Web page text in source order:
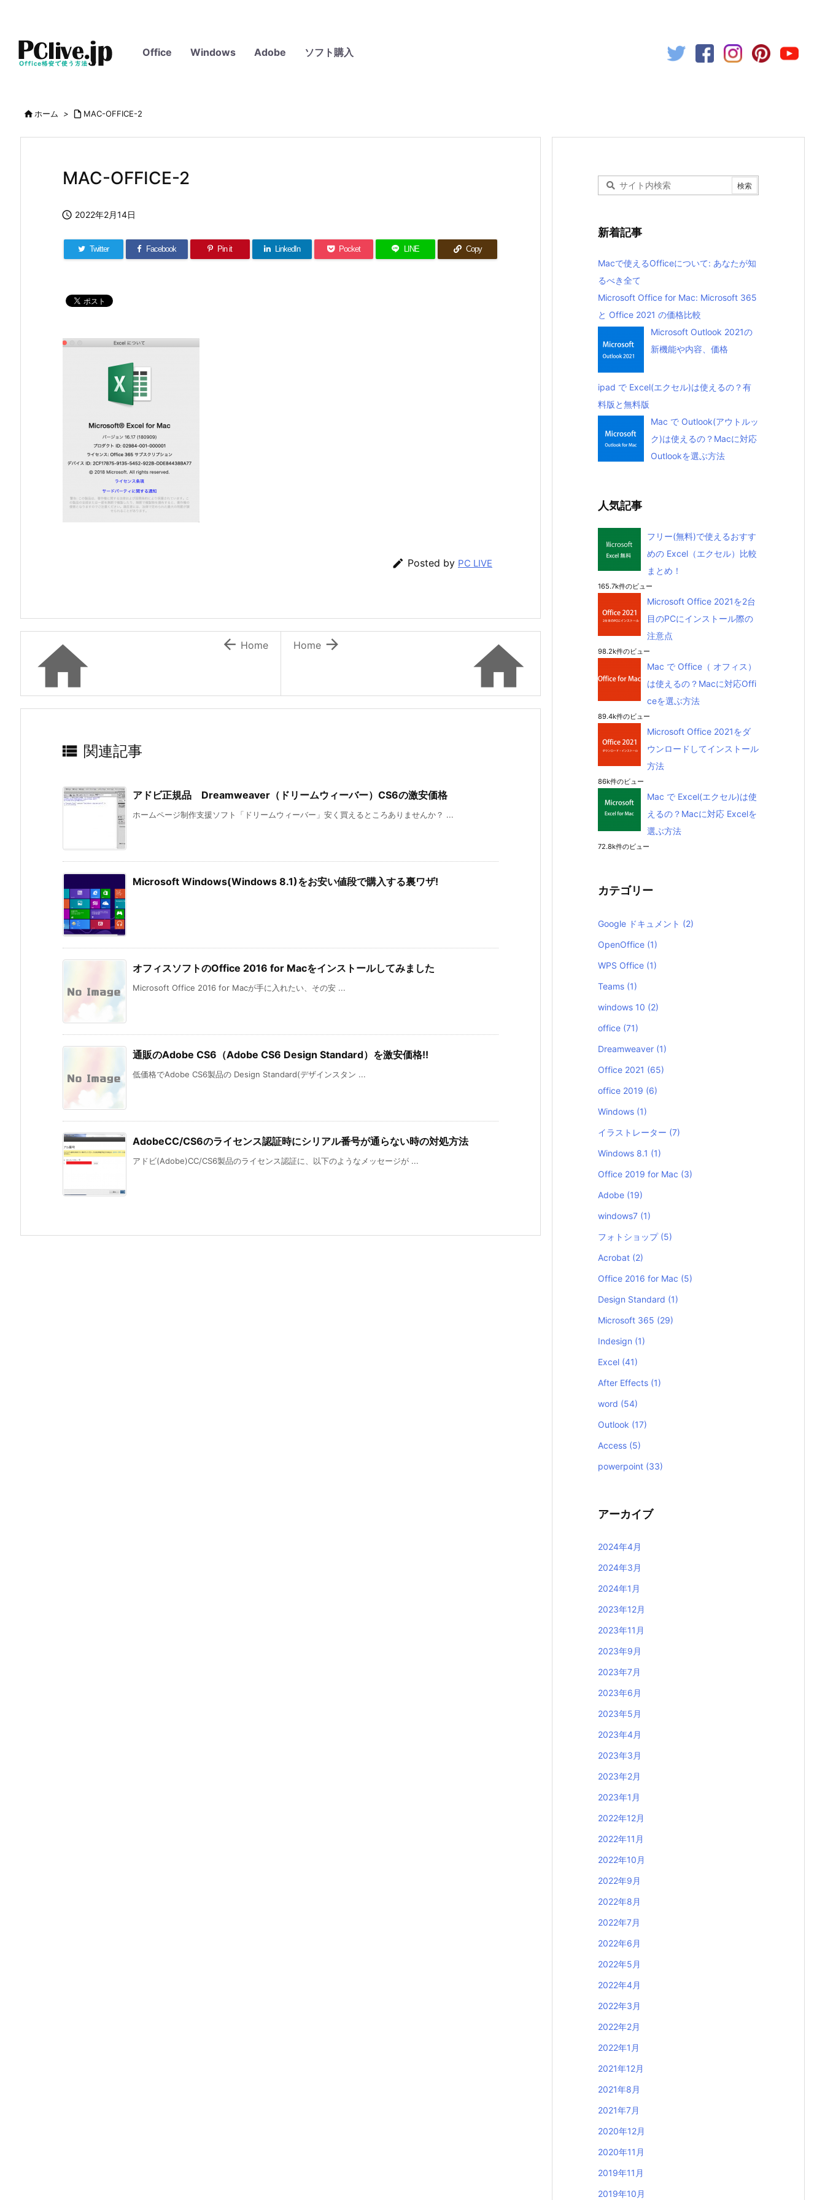
Office Windows Adobe ソフト購入
ホーム >  MAC-OFFICE-2
MAC-OFFICE-2
 2022年2月14日
Twitter Facebook Pin it LinkedIn Pocket LINE Copy
 Posted by PC LIVE


Home
  Home
 関連記事
アドビ正規品 Dreamweaver（ドリームウィーバー）CS6の激安価格
ホームページ制作支援ソフト「ドリームウィーバー」安く買えるところありませんか？ ...
Microsoft Windows(Windows 8.1)をお安い値段で購入する裏ワザ!
オフィスソフトのOffice 2016 for Macをインストールしてみました
Microsoft Office 2016 for Macが手に入れたい、その安 ...
通販のAdobe CS6（Adobe CS6 Design Standard）を激安価格!!
低価格でAdobe CS6製品の Design Standard(デザインスタン ...
AdobeCC/CS6のライセンス認証時にシリアル番号が通らない時の対処方法
アドビ(Adobe)CC/CS6製品のライセンス認証に、以下のようなメッセージが ...
新着記事
Macで使えるOfficeについて: あなたが知
るべき全て
Microsoft Office for Mac: Microsoft 365
と Office 2021 の価格比較
Microsoft Outlook 2021の
新機能や内容、価格
ipad で Excel(エクセル)は使えるの？有
料版と無料版
Mac で Outlook(アウトルッ
ク)は使えるの？Macに対応
Outlookを選ぶ方法
人気記事
フリー(無料)で使えるおすす
めの Excel（エクセル）比較
まとめ！
165.7k件のビュー
Microsoft Office 2021を2台
目のPCにインストール際の
注意点
98.2k件のビュー
Mac で Office（ オフィス）
は使えるの？Macに対応Offi
ceを選ぶ方法
89.4k件のビュー
Microsoft Office 2021をダ
ウンロードしてインストール
方法
86k件のビュー
Mac で Excel(エクセル)は使
えるの？Macに対応 Excelを
選ぶ方法
72.8k件のビュー
カテゴリー
Google ドキュメント (2)
OpenOffice (1)
WPS Office (1)
Teams (1)
windows 10 (2)
office (71)
Dreamweaver (1)
Office 2021 (65)
office 2019 (6)
Windows (1)
イラストレーター (7)
Windows 8.1 (1)
Office 2019 for Mac (3)
Adobe (19)
windows7 (1)
フォトショップ (5)
Acrobat (2)
Office 2016 for Mac (5)
Design Standard (1)
Microsoft 365 (29)
Indesign (1)
Excel (41)
After Effects (1)
word (54)
Outlook (17)
Access (5)
powerpoint (33)
アーカイブ
2024年4月
2024年3月
2024年1月
2023年12月
2023年11月
2023年9月
2023年7月
2023年6月
2023年5月
2023年4月
2023年3月
2023年2月
2023年1月
2022年12月
2022年11月
2022年10月
2022年9月
2022年8月
2022年7月
2022年6月
2022年5月
2022年4月
2022年3月
2022年2月
2022年1月
2021年12月
2021年8月
2021年7月
2020年12月
2020年11月
2019年11月
2019年10月